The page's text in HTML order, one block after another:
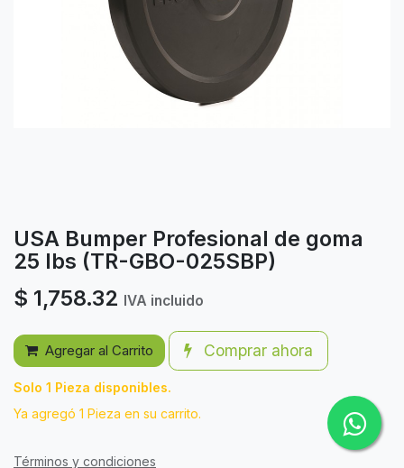
USA Bumper Profesional de goma
25 lbs (TR-GBO-025SBP)
$ 1,758.32 IVA incluido
Agregar al Carrito Comprar ahora
Solo 1 Pieza disponibles.
Ya agregó 1 Pieza en su carrito.
Términos y condiciones